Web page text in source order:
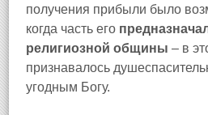
получения прибыли было
когда часть его
религиозной общины – в
признавалось
угодным Богу.